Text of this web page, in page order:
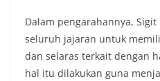
Dalam pengarahannya,
seluruh jajaran untuk
dan selaras terkait dengan
hal itu dilakukan guna